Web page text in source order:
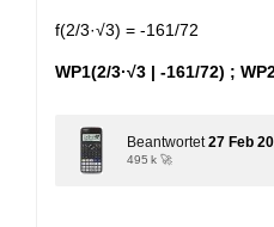
f(2/3·√3) = -161/72
WP1(2/3·√3 | -161/72) ;
Beantwortet 27 Feb
495 k 🚀